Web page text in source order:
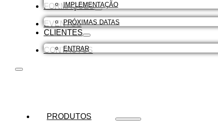
IMPLEMENTAÇÃO
FORMAÇÕES
PRÓXIMAS DATAS
EVENTOS
CLIENTES
ENTRAR
CONTACTOS
PRODUTOS